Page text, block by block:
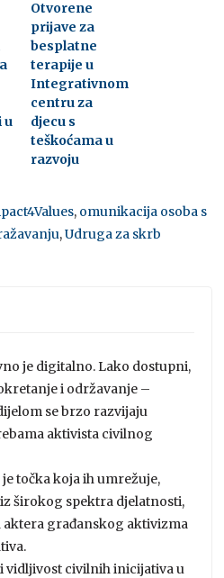
u
Otvorene
prijave za
besplatne
terapije u
Integrativnom
centru za
djecu s
teškoćama u
razvoju
, omunikacija osoba s
,Udruga za skrb
je digitalno. Lako dostupni,
i održavanje –
se brzo razvijaju
aktivista civilnog
točka koja ih umrežuje,
širokog spektra djelatnosti,
građanskog aktivizma
vidljivost civilnih inicijativa u